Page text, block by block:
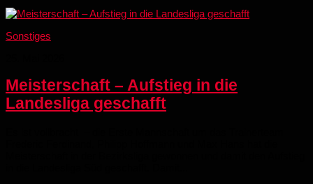
Sonstiges
Meisterschaft – Aufstieg in die
Landesliga geschafft